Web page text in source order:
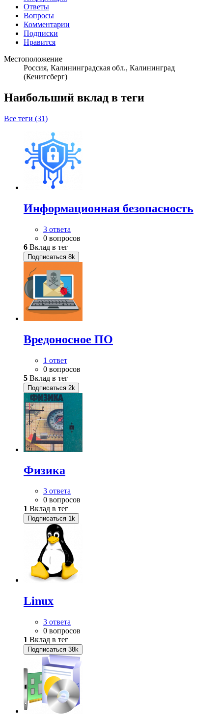
Ответы
Вопросы
Комментарии
Подписки
Нравится
Местоположение
Россия, Калининградская обл., Калининград
(Кенигсберг)
Наибольший вклад в теги
Все теги (31)
Информационная безопасность
3 ответа
0 вопросов
6 Вклад в тег
Подписаться 8k
Вредоносное ПО
1 ответ
0 вопросов
5 Вклад в тег
Подписаться 2k
Физика
3 ответа
0 вопросов
1 Вклад в тег
Подписаться 1k
Linux
3 ответа
0 вопросов
1 Вклад в тег
Подписаться 38k